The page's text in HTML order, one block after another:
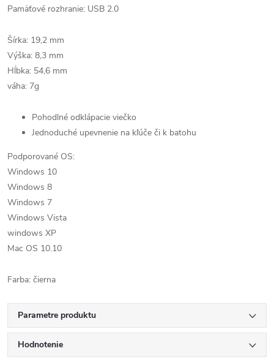
Pamäťové rozhranie: USB 2.0
Šírka: 19,2 mm
Výška: 8,3 mm
Hĺbka: 54,6 mm
váha: 7g
Pohodlné odklápacie viečko
Jednoduché upevnenie na kľúče či k batohu
Podporované OS:
Windows 10
Windows 8
Windows 7
Windows Vista
windows XP
Mac OS 10.10
Farba: čierna
Parametre produktu
Hodnotenie